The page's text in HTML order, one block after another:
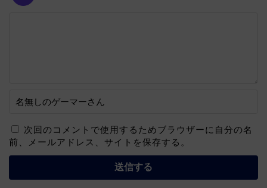
次回のコメントで使用するためブラウザーに自分の名
前、メールアドレス、サイトを保存する。